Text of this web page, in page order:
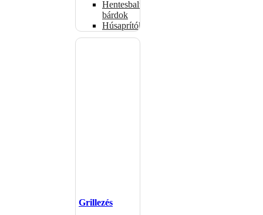
Hentesbalták,
bárdok
Húsaprítók
Grillezés